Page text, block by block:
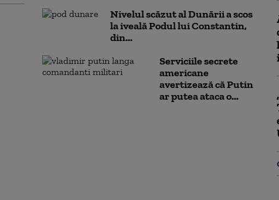
Nivelul scăzut al Dunării a scos
la iveală Podul lui Constantin,
din...
Serviciile secrete
americane
avertizează că Putin
ar putea ataca o...